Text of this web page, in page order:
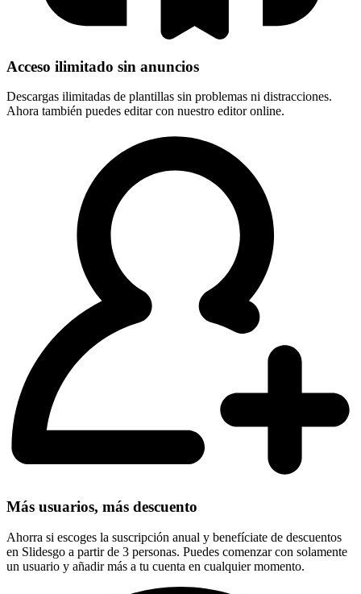
Acceso ilimitado sin anuncios
Descargas ilimitadas de plantillas sin problemas ni distracciones.
Ahora también puedes editar con nuestro editor online.
Más usuarios, más descuento
Ahorra si escoges la suscripción anual y benefíciate de descuentos
en Slidesgo a partir de 3 personas. Puedes comenzar con solamente
un usuario y añadir más a tu cuenta en cualquier momento.